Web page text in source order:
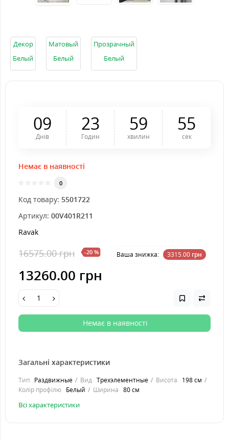
Декор
Белый
Матовый
Белый
Прозрачный
Белый
09
Днів
23
Годин
59
хвилин
54
сек
Немає в наявності
0
Код товару: 5501722
Артикул: 00V401R211
Ravak
16575.00 грн -20 % Ваша знижка: 3315.00 грн
13260.00 грн
Немає в наявності
Загальні характеристики
Тип Раздвижные Вид Трехэлементные Висота
198 см
Колір профілю Белый Ширина 80 см
Всі характеристики